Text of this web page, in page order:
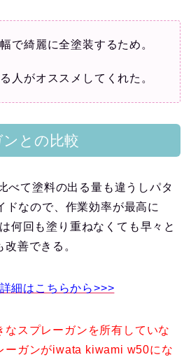
で綺麗に全塗装するため。
人がオススメしてくれた。
との比較
べて塗料の出る量も違うしパタ
ドなので、作業効率が最高に
何回も塗り重ねなくても早々と
善できる。
細はこちらから>>>
なスプレーガンを所有していな
ーガンがiwata kiwami w50にな